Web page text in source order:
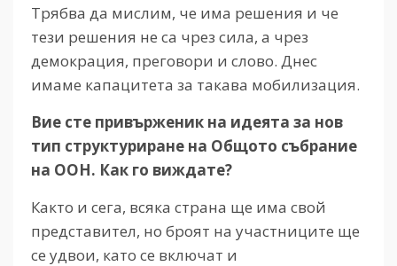
Трябва да мислим, че има решения и че
тези решения не са чрез сила, а чрез
демокрация, преговори и слово. Днес
имаме капацитета за такава мобилизация.
Вие сте привърженик на идеята за нов
тип структуриране на Общото събрание
на ООН. Как го виждате?
Както и сега, всяка страна ще има свой
представител, но броят на участниците ще
се удвои, като се включат и